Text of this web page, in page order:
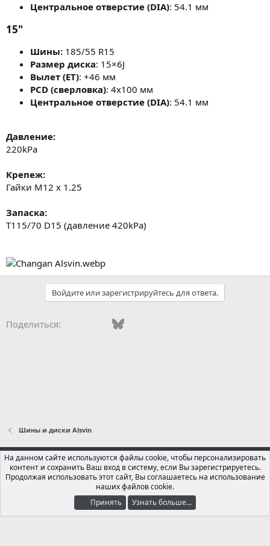
Центральное отверстие (DIA): 54.1 мм
15"​
Шины: 185/55 R15
Размер диска: 15×6J
Вылет (ET): +46 мм
PCD (сверловка): 4x100 мм
Центральное отверстие (DIA): 54.1 мм
Давление:
220kPa
Крепеж:
Гайки M12 x 1.25
Запаска:
T115/70 D15 (давление 420kPa)
Войдите или зарегистрируйтесь для ответа.
Поделиться: Vkontakte
FacebookBluesky
Шины и диски Alsvin
Russian (RU)
Обратная связь
Условия и правила
Политика конфиденциальности
Помощь
Локализация от xenForo.Info®
На данном сайте используются файлы cookie, чтобы персонализировать
контент и сохранить Ваш вход в систему, если Вы зарегистрируетесь.
Продолжая использовать этот сайт, Вы соглашаетесь на использование
наших файлов cookie.
Принять
Узнать больше…